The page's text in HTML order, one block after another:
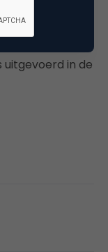
Outbrain, onder
bij een
uitgevoerd in de